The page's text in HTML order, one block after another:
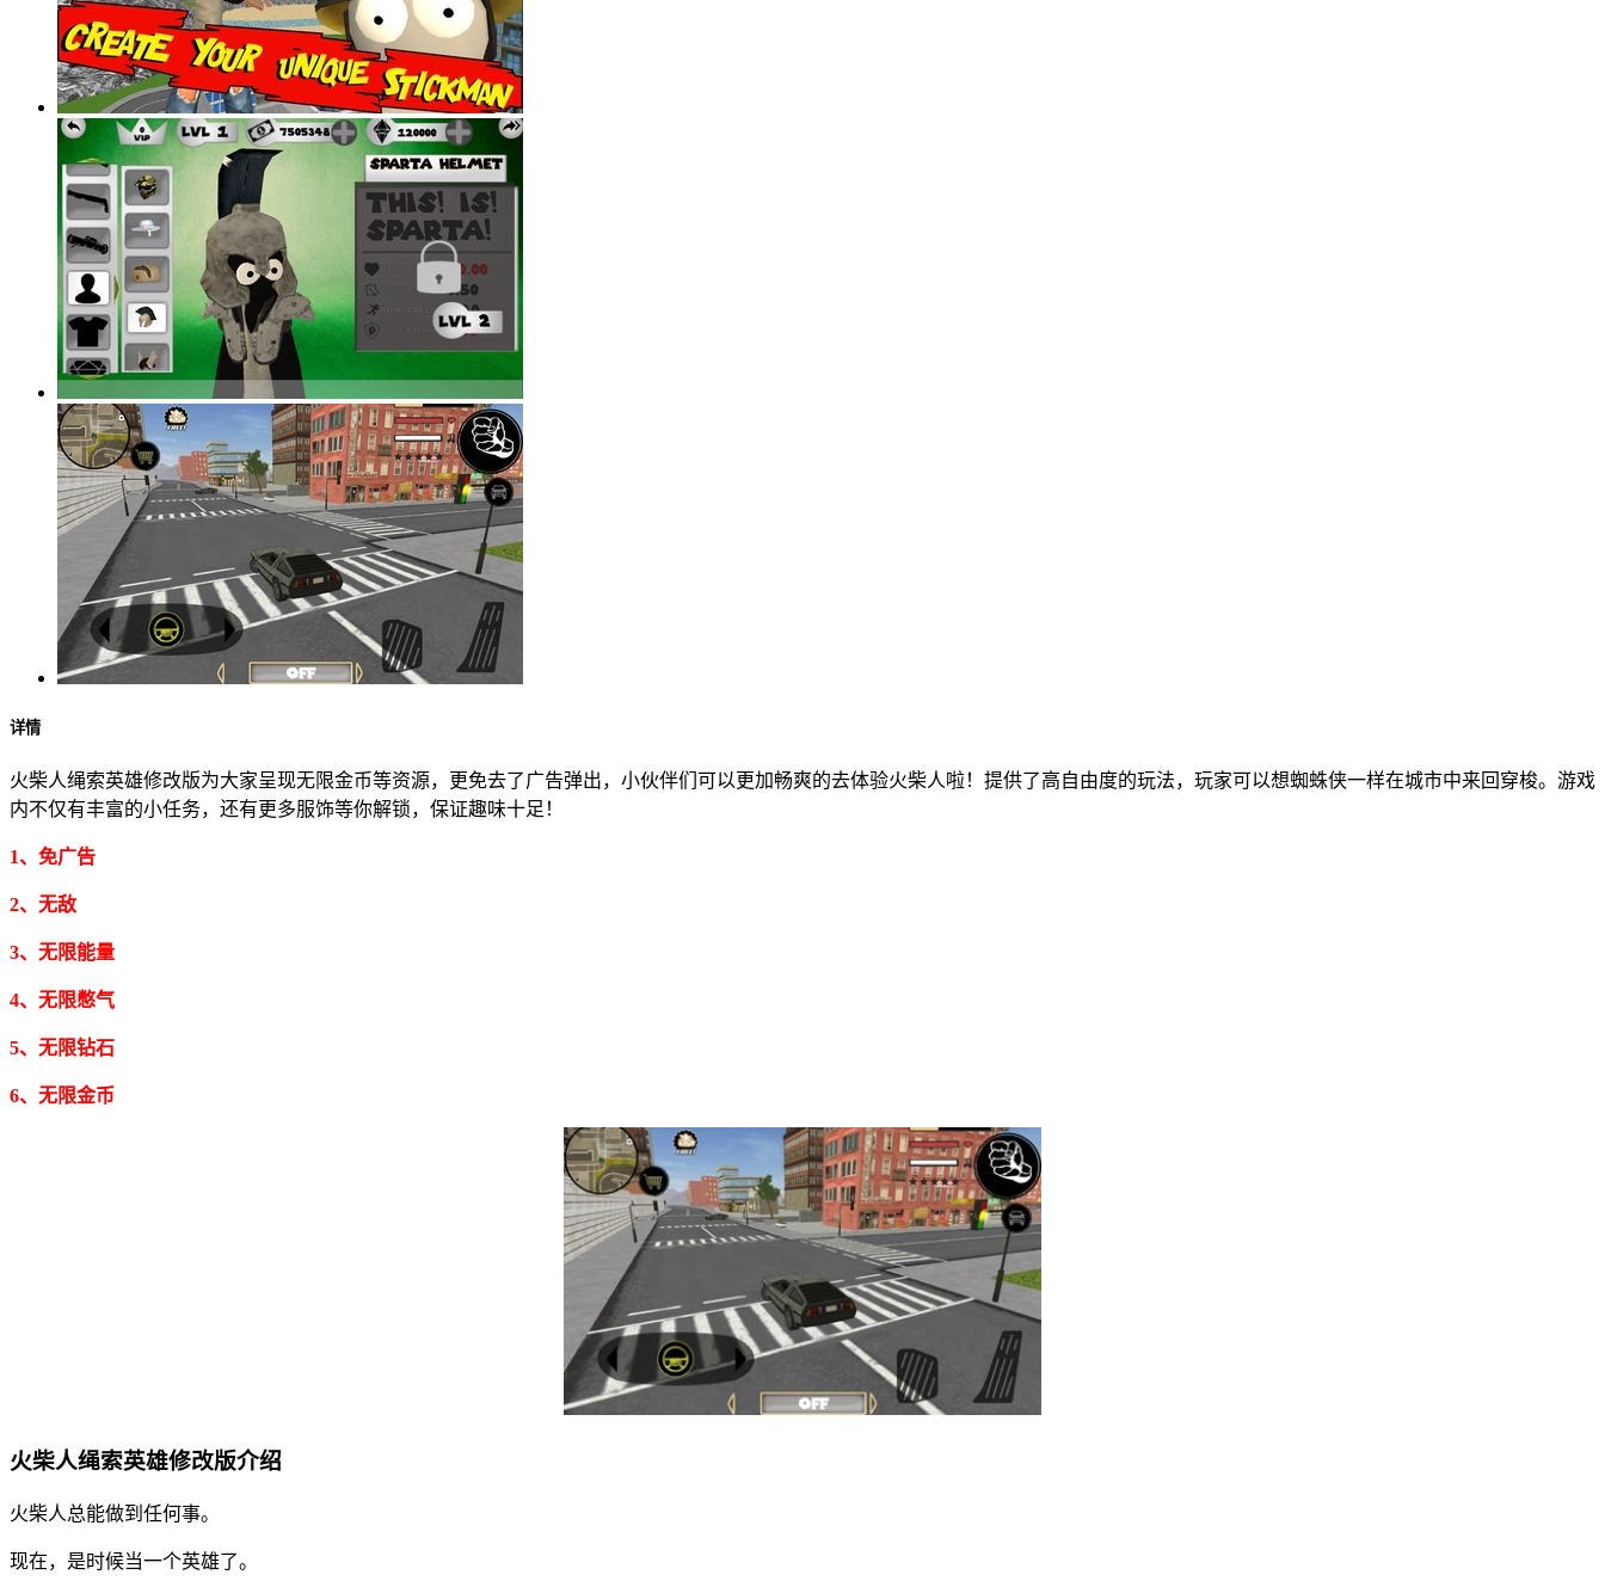
详情
火柴人绳索英雄修改版为大家呈现无限金币等资源，更免去了广告弹出，小伙伴们可以更加畅爽的去体验火柴人啦！提供了高自由度的玩法，玩家可以想蜘蛛侠一样在城市中来回穿梭。游戏
内不仅有丰富的小任务，还有更多服饰等你解锁，保证趣味十足！
1、免广告
2、无敌
3、无限能量
4、无限憋气
5、无限钻石
6、无限金币
火柴人绳索英雄修改版介绍
火柴人总能做到任何事。
现在，是时候当一个英雄了。